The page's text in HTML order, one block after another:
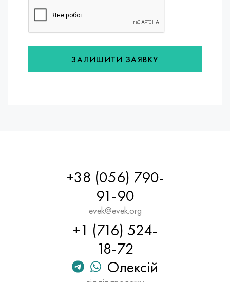
ЗАЛИШИТИ ЗАЯВКУ
+38 (056) 790-
91-90
evek@evek.org
+1 (716) 524-
18-72
Олексій